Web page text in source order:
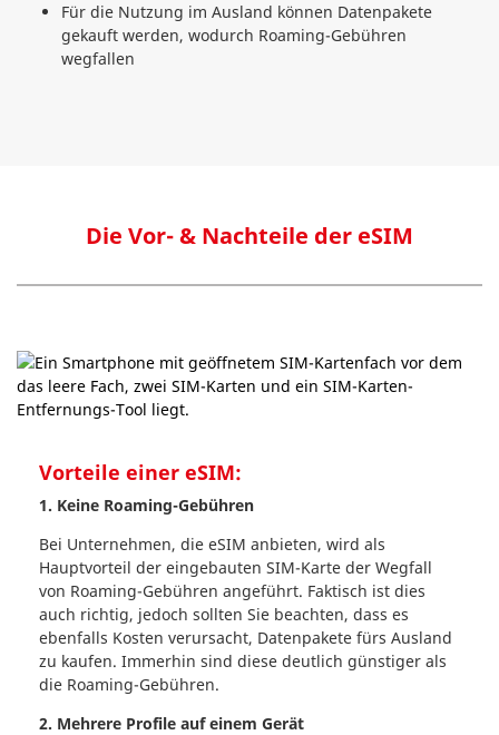
Für die Nutzung im Ausland können Datenpakete
gekauft werden, wodurch Roaming-Gebühren
wegfallen
Die Vor- & Nachteile der eSIM
Vorteile einer eSIM:
1. Keine Roaming-Gebühren
Bei Unternehmen, die eSIM anbieten, wird als
Hauptvorteil der eingebauten SIM-Karte der Wegfall
von Roaming-Gebühren angeführt. Faktisch ist dies
auch richtig, jedoch sollten Sie beachten, dass es
ebenfalls Kosten verursacht, Datenpakete fürs Ausland
zu kaufen. Immerhin sind diese deutlich günstiger als
die Roaming-Gebühren.
2. Mehrere Profile auf einem Gerät